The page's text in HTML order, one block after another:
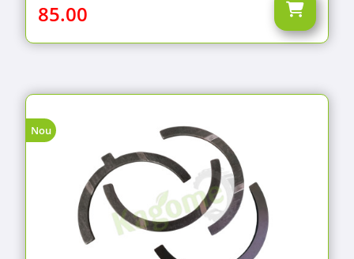
85.00
Nou